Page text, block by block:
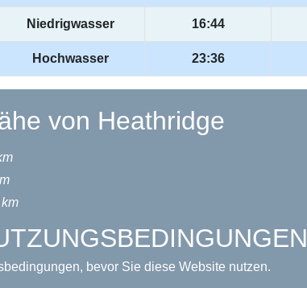
Niedrigwasser 16:44
Hochwasser 23:36
von Heathridge
bevor Sie diese Website nutzen.